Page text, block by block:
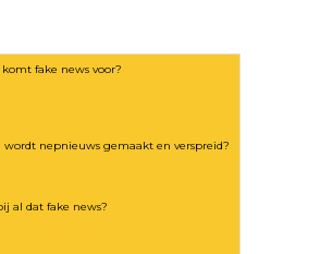
fake news voor?
nepnieuws gemaakt en verspreid?
al dat fake news?